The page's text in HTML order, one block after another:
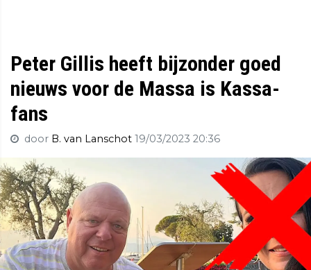
Peter Gillis heeft bijzonder goed
nieuws voor de Massa is Kassa-
fans
door B. van Lanschot 19/03/2023 20:36